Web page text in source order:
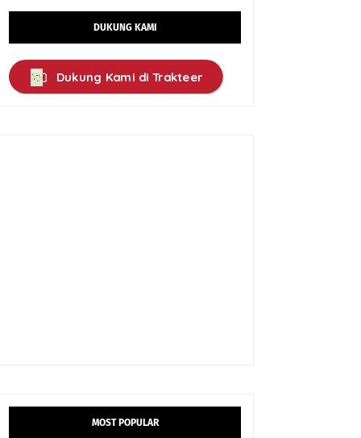
DUKUNG KAMI
Dukung Kami di Trakteer
MOST POPULAR